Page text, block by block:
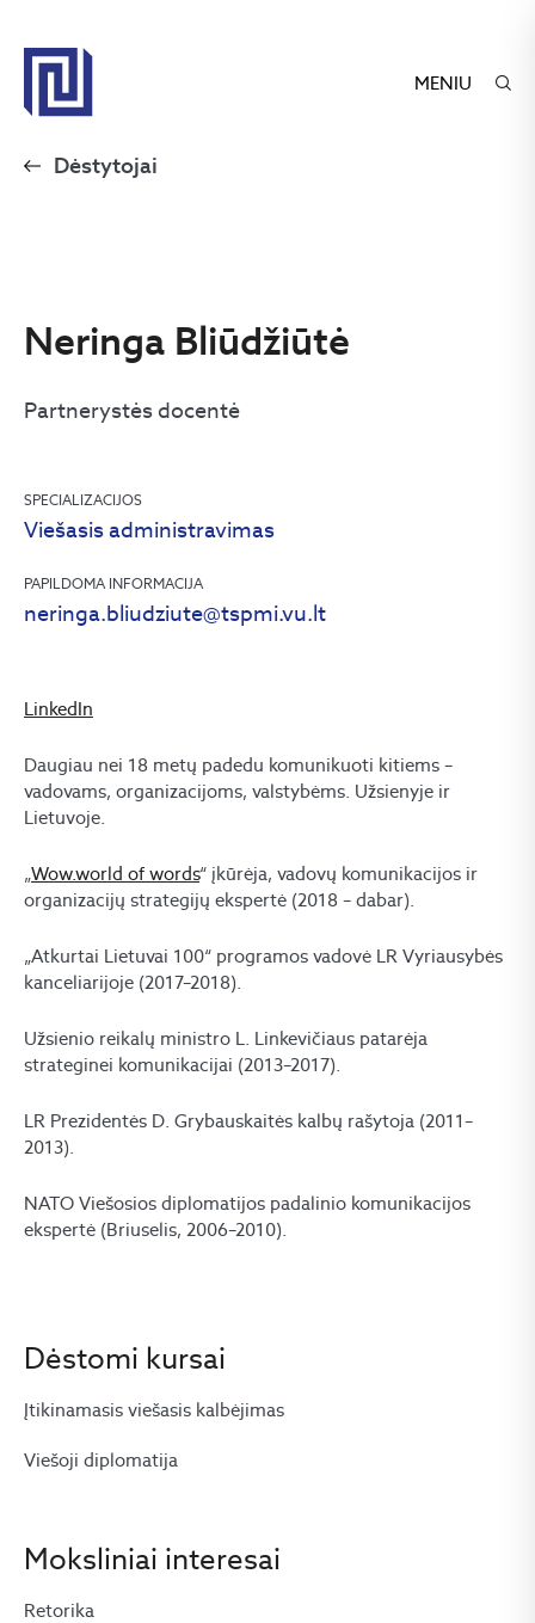
MENIU
Dėstytojai
Neringa Bliūdžiūtė
Partnerystės docentė
SPECIALIZACIJOS
Viešasis administravimas
PAPILDOMA INFORMACIJA
neringa.bliudziute@tspmi.vu.lt
LinkedIn
Daugiau nei 18 metų padedu komunikuoti kitiems –
vadovams, organizacijoms, valstybėms. Užsienyje ir
Lietuvoje.
„Wow.world of words“ įkūrėja, vadovų komunikacijos ir
organizacijų strategijų ekspertė (2018 – dabar).
„Atkurtai Lietuvai 100“ programos vadovė LR Vyriausybės
kanceliarijoje (2017–2018).
Užsienio reikalų ministro L. Linkevičiaus patarėja
strateginei komunikacijai (2013–2017).
LR Prezidentės D. Grybauskaitės kalbų rašytoja (2011–
2013).
NATO Viešosios diplomatijos padalinio komunikacijos
ekspertė (Briuselis, 2006–2010).
Dėstomi kursai
Įtikinamasis viešasis kalbėjimas
Viešoji diplomatija
Moksliniai interesai
Retorika